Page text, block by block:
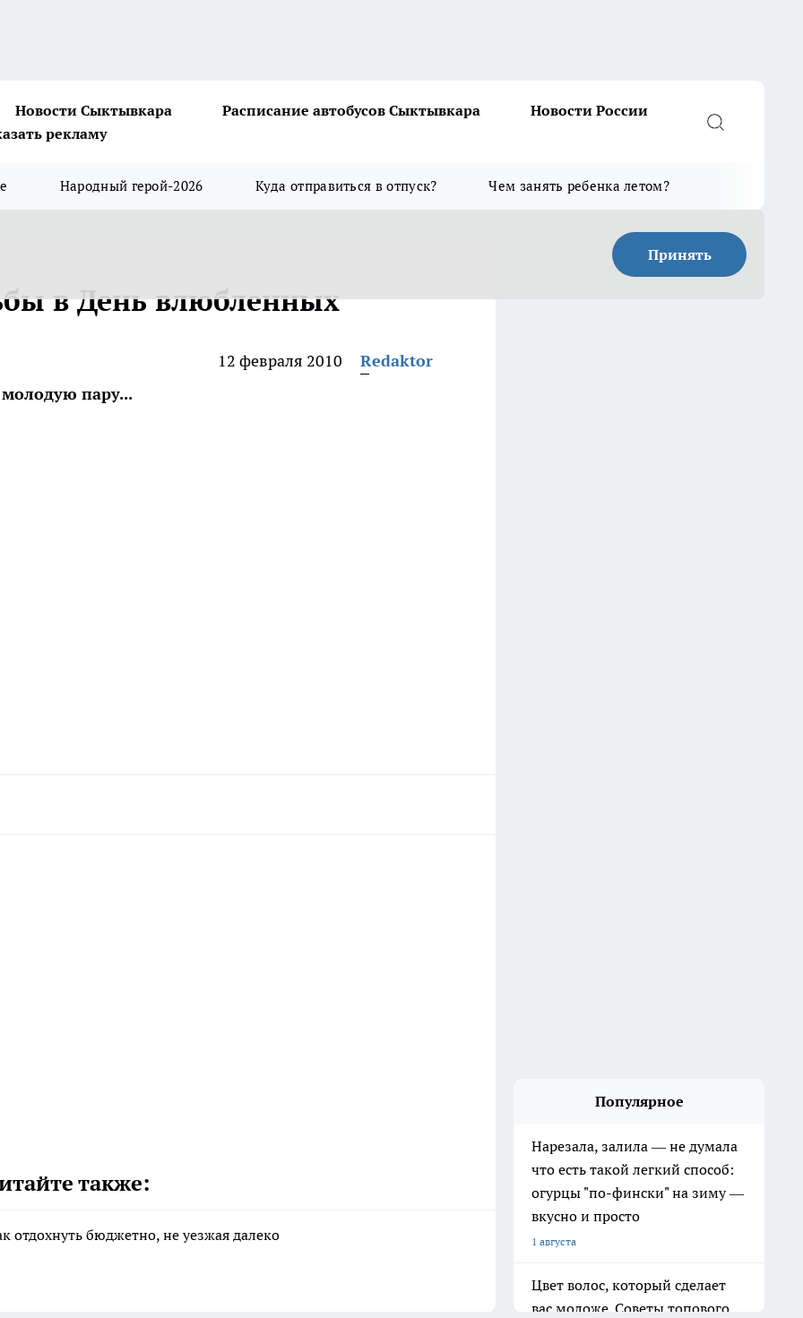
Новости Сыктывкара Расписание автобусов Сыктывкара
Новости России
рекламу
Народный герой-2026 Куда отправиться в отпуск? Чем занять ребенка летом?
Принять
в День влюбленных
12 февраля 2010
Redaktor
пару...
также:
отдохнуть бюджетно, не уезжая далеко
Популярное
Нарезала, залила — не думала
что есть такой легкий способ:
огурцы "по-фински" на зиму —
вкусно и просто
1 августа
Цвет волос, который сделает
вас моложе. Советы топового